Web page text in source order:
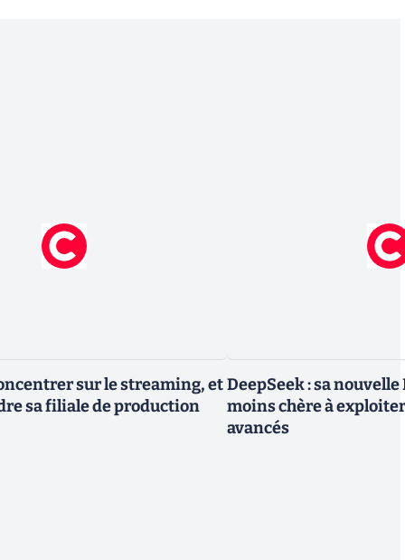
sur le streaming, et
sa filiale de production
DeepSeek : sa
moins chère à
avancés